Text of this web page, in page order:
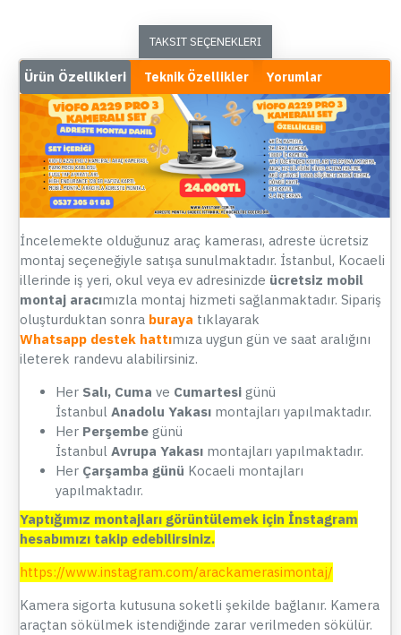
TAKSIT SEÇENEKLERI
Ürün Özellikleri Teknik Özellikler Yorumlar
İncelemekte olduğunuz araç kamerası, adreste ücretsiz
montaj seçeneğiyle satışa sunulmaktadır. İstanbul, Kocaeli
illerinde iş yeri, okul veya ev adresinizde ücretsiz mobil
montaj aracımızla montaj hizmeti sağlanmaktadır. Sipariş
oluşturduktan sonra buraya tıklayarak
Whatsapp destek hattımıza uygun gün ve saat aralığını
ileterek randevu alabilirsiniz.
Her Salı, Cuma ve Cumartesi günü
İstanbul Anadolu Yakası montajları yapılmaktadır.
Her Perşembe günü
İstanbul Avrupa Yakası montajları yapılmaktadır.
Her Çarşamba günü Kocaeli montajları
yapılmaktadır.
Yaptığımız montajları görüntülemek için İnstagram
hesabımızı takip edebilirsiniz.
https://www.instagram.com/arackamerasimontaj/
Kamera sigorta kutusuna soketli şekilde bağlanır. Kamera
araçtan sökülmek istendiğinde zarar verilmeden sökülür.